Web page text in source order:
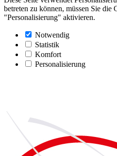
betreten zu können, müssen Sie die
"Personalisierung" aktivieren.
Notwendig
Statistik
Komfort
Personalisierung